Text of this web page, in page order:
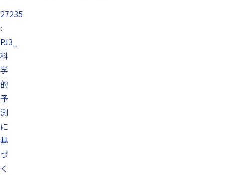
27235
:
PJ3_
科
学
的
予
測
に
基
づ
く